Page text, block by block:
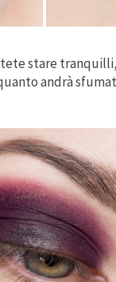
stare
andrà